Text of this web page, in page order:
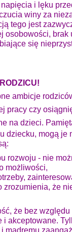
i lęku
winy za
tego jest
osobowości, brak
się
ambicje
pracy czy
na dzieci.
dziecku, mogą je
rozwoju - nie
możliwości,
zrozumienia, że
że bez
i akceptowane.
mądremu